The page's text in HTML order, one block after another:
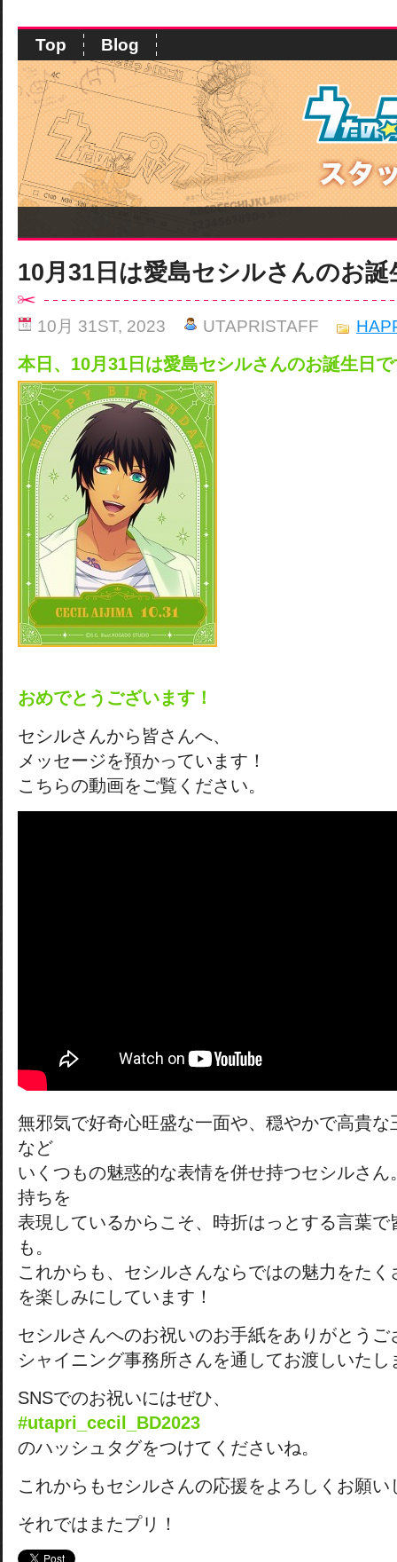
Top Blog
10月31日は愛島セシルさんのお誕
10月 31ST, 2023 UTAPRISTAFF
本日、10月31日は愛島セシルさんのお誕生日
おめでとうございます！
セシルさんから皆さんへ、
メッセージを預かっています！
こちらの動画をご覧ください。
無邪気で好奇心旺盛な一面や、穏やかで高貴
など
いくつもの魅惑的な表情を併せ持つセシルさ
持ちを
表現しているからこそ、時折はっとする言葉
も。
これからも、セシルさんならではの魅力をた
を楽しみにしています！
セシルさんへのお祝いのお手紙をありがとうご
シャイニング事務所さんを通してお渡しいたし
SNSでのお祝いにはぜひ、
#utapri_cecil_BD2023
のハッシュタグをつけてくださいね。
これからもセシルさんの応援をよろしくお願い
それではまたプリ！